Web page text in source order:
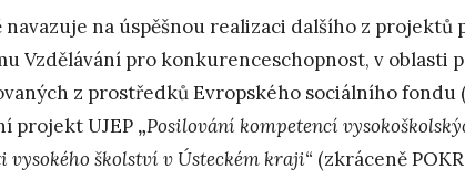
na úspěšnou realizaci dalšího z projektů
Vzdělávání pro konkurenceschopnost, v oblasti
z prostředků Evropského sociálního fondu
projekt UJEP „Posilování kompetencí
vysokého školství v Ústeckém kraji“ (zkráceně